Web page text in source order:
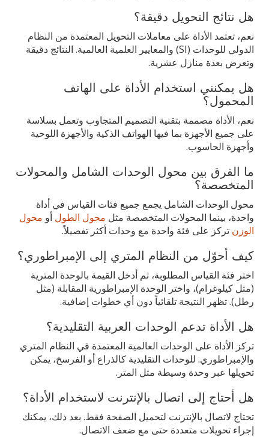
هل نتائج التحويل دقيقة؟
نعم، تعتمد الأداة على معاملات التحويل المعتمدة من النظام
الدولي للوحدات (SI) والمعايير العلمية العالمية. النتائج دقيقة
وتعرض بعدة منازل عشرية.
هل يمكنني استخدام الأداة على الهاتف
المحمول؟
نعم، الأداة مصممة بتقنية التصميم المتجاوب وتعمل بسلاسة
على جميع الأجهزة بما فيها الهواتف الذكية والأجهزة اللوحية
وأجهزة الحاسوب.
ما الفرق بين محول الوحدات الشامل والمحولات
المتخصصة؟
محول الوحدات الشامل يجمع جميع فئات القياس في أداة
واحدة، بينما المحولات المتخصصة مثل محول الطول أو محول
الوزن تركز على فئة واحدة مع وحدات أكثر تفصيلاً.
كيف أحوّل من النظام المتري إلى الإمبراطوري؟
اختر فئة القياس المطلوبة، ثم أدخل القيمة بالوحدة المترية
(مثل كيلوغرام)، واختر الوحدة الإمبراطورية المقابلة (مثل
رطل). تظهر النتيجة تلقائياً دون أي خطوات إضافية.
هل الأداة تدعم الوحدات العربية التقليدية؟
تركز الأداة على الوحدات العالمية المعتمدة في النظام المتري
والإمبراطوري. للوحدات التقليدية كالذراع أو الفرسخ، يمكن
تحويلها عبر وحدة وسيطة مثل المتر.
هل أحتاج إلى اتصال بالإنترنت لاستخدام الأداة؟
تحتاج لاتصال بالإنترنت لتحميل الصفحة فقط. بعد ذلك، يمكنك
إجراء تحويلات متعددة حتى مع ضعف الاتصال.